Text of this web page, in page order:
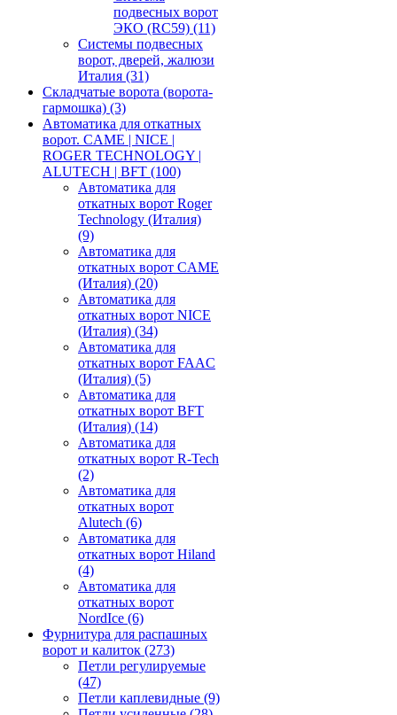
подвесных ворот
ЭКО (RC59) (11)
Системы подвесных
ворот, дверей, жалюзи
Италия (31)
Складчатые ворота (ворота-
гармошка) (3)
Автоматика для откатных
ворот. CAME | NICE |
ROGER TECHNOLOGY |
ALUTECH | BFT (100)
Автоматика для
откатных ворот Roger
Technology (Италия)
(9)
Автоматика для
откатных ворот CAME
(Италия) (20)
Автоматика для
откатных ворот NICE
(Италия) (34)
Автоматика для
откатных ворот FAAC
(Италия) (5)
Автоматика для
откатных ворот BFT
(Италия) (14)
Автоматика для
откатных ворот R-Tech
(2)
Автоматика для
откатных ворот
Alutech (6)
Автоматика для
откатных ворот Hiland
(4)
Автоматика для
откатных ворот
NordIce (6)
Фурнитура для распашных
ворот и калиток (273)
Петли регулируемые
(47)
Петли каплевидные (9)